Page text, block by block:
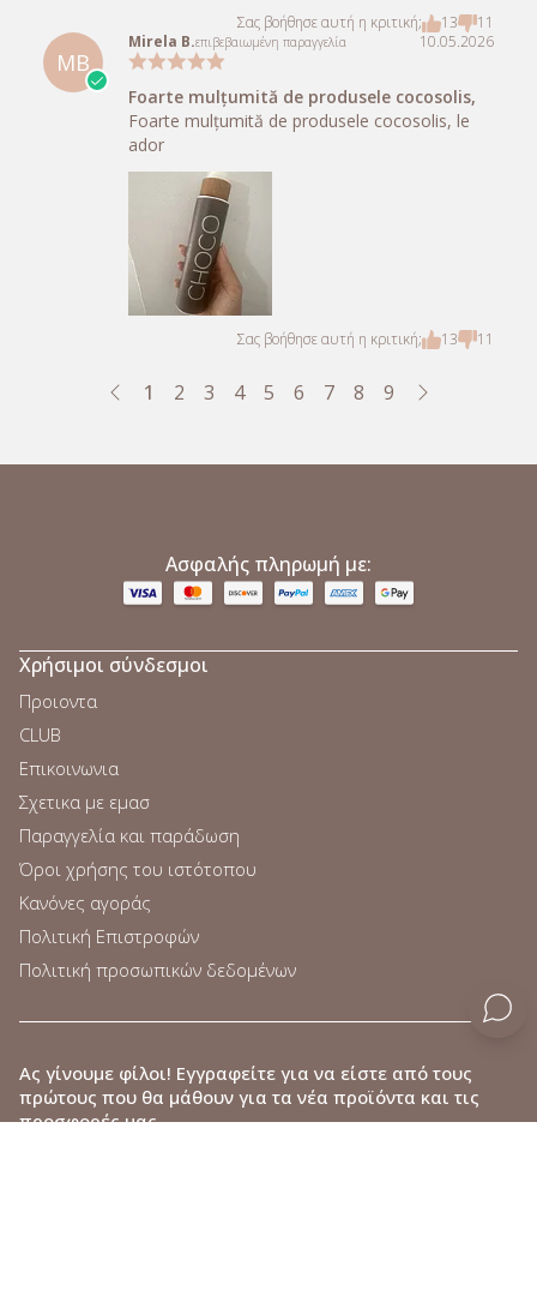
Σας βοήθησε αυτή η κριτική; 13 11
MB
Mirela B.επιβεβαιωμένη παραγγελία 10.05.2026
Foarte mulțumită de produsele cocosolis,
Foarte mulțumită de produsele cocosolis, le
ador
Σας βοήθησε αυτή η κριτική; 13 11
1 2 3 4 5 6 7 8 9
Ασφαλής πληρωμή με:
Χρήσιμοι σύνδεσμοι
Προιοντα
CLUB
Επικοινωνια
Σχετικα με εμασ
Παραγγελία και παράδωση
Όροι χρήσης του ιστότοπου
Κανόνες αγοράς
Πολιτική Επιστροφών
Πολιτική προσωπικών δεδομένων
Ας γίνουμε φίλοι! Εγγραφείτε για να είστε από τους
πρώτους που θα μάθουν για τα νέα προϊόντα και τις
προσφορές μας.